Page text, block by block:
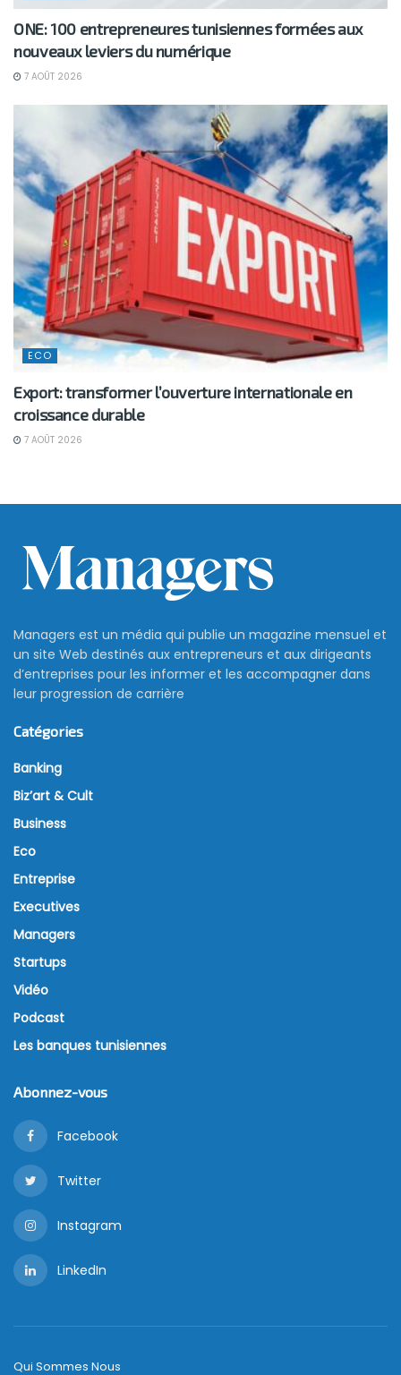
ONE: 100 entrepreneures tunisiennes formées aux
nouveaux leviers du numérique
7 AOÛT 2026
ECO
Export: transformer l’ouverture internationale en
croissance durable
7 AOÛT 2026
Marouane El Abassi : vers une
convertibilité du dinar dans les
3 ans à venir, si…
22 novembre 2021
La réglementation des changes a été parmi les
sujets phares de l’intervention de Marouane El Abassi
l’Atuge le 17 novembre dernier.
D’après le gouverneur de la BCT, la Banque centrale
a choisi d’inscrire la refonte du code des changes
dans un “cadre élargi”. Ce dernier inclut la politique
monétaire et macroprudentielle dans le cadre du
changes “dépend du gouvernement et également
de certaines dispositions du code de
l’investissement”, un appui technique du FMI est en
cours depuis deux ans.
Le but de cet appui? Arriver à la convertibilité du
dinar dans les 2 à 3 années à venir. Mais rien n’est
encore gagné. Au fait, Abassi estime qu’afin de
“parvenir à l’abandon du contrôle des changes, il